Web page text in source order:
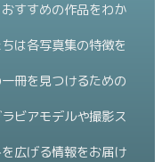
すすめの作品をわか
は各写真集の特徴を
冊を見つけるための
ビアモデルや撮影ス
広げる情報をお届け